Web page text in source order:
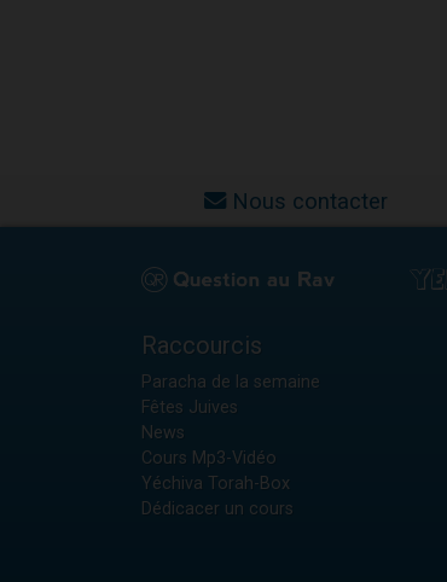
Nous contacter
Raccourcis
Paracha de la semaine
Fêtes Juives
News
Cours Mp3-Vidéo
Yéchiva Torah-Box
Dédicacer un cours